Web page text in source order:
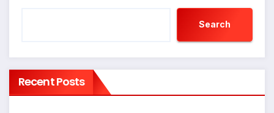
Search
Recent Posts